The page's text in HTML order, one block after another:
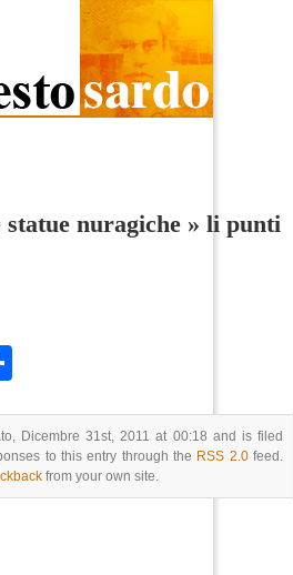
nuragiche » li punti
Dicembre 31st, 2011 at 00:18 and is filed
to this entry through the RSS 2.0feed.
from your own site.